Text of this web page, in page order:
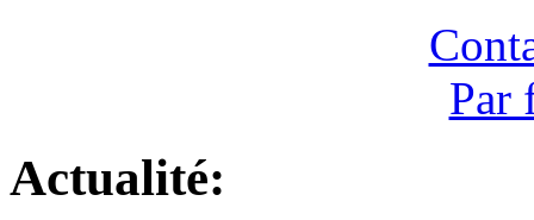
Par
Actualité: